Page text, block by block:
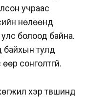
учраас
нөлөөнд
улс болоод байна.
байхын тулд
сонголтгүй.
хэр түвшинд